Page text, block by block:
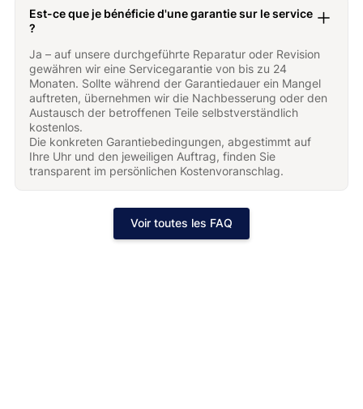
Est-ce que je bénéficie d'une garantie sur le service
?
Ja – auf unsere durchgeführte Reparatur oder Revision
gewähren wir eine Servicegarantie von bis zu 24
Monaten. Sollte während der Garantiedauer ein Mangel
auftreten, übernehmen wir die Nachbesserung oder den
Austausch der betroffenen Teile selbstverständlich
kostenlos.
Die konkreten Garantiebedingungen, abgestimmt auf
Ihre Uhr und den jeweiligen Auftrag, finden Sie
transparent im persönlichen Kostenvoranschlag.
Voir toutes les FAQ